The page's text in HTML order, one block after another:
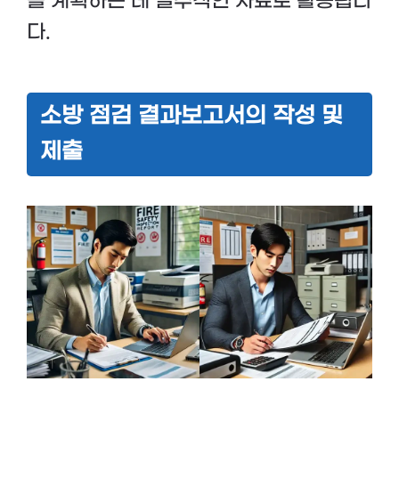
다.
소방 점검 결과보고서의 작성 및
제출